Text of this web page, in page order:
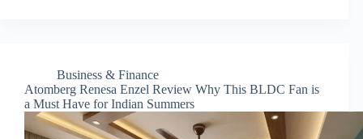
Business & Finance
Atomberg Renesa Enzel Review Why This BLDC Fan is
a Must Have for Indian Summers